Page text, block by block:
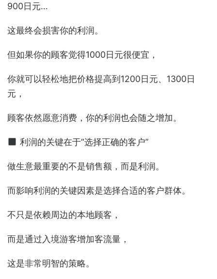
900日元…
这最终会损害你的利润。
但如果你的顾客觉得1000日元很便宜，
你就可以轻松地把价格提高到1200日元、1300日
元，
顾客依然愿意消费，你的利润也会随之增加。
利润的关键在于“选择正确的客户”
做生意最重要的不是销售额，而是利润。
而影响利润的关键因素是选择合适的客户群体。
不只是依赖周边的本地顾客，
而是通过入境游客增加客流量，
这是非常明智的策略。